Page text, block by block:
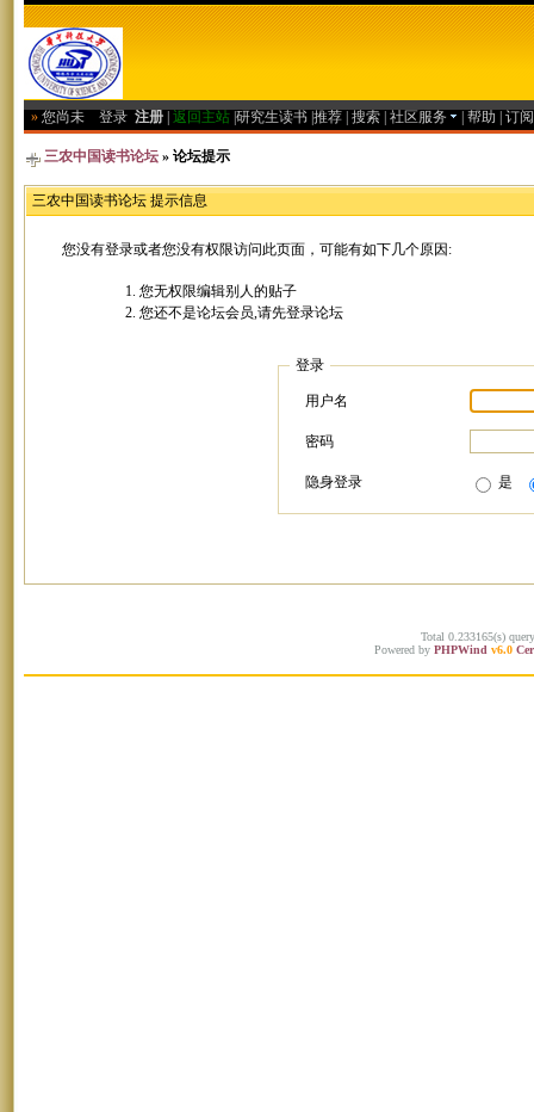
» 您尚未 登录 注册 返回主站 研究生读书 推荐 搜索 社区服务 帮助 订
三农中国读书论坛 » 论坛提示
三农中国读书论坛 提示信息
您没有登录或者您没有权限访问此页面，可能有如下几个原因:
您无权限编辑别人的贴子
您还不是论坛会员,请先登录论坛
登录
用户名
密码
隐身登录 是
Total 0.233165(s)
Powered by PHPWind v6.0